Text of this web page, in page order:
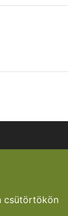
csütörtökön